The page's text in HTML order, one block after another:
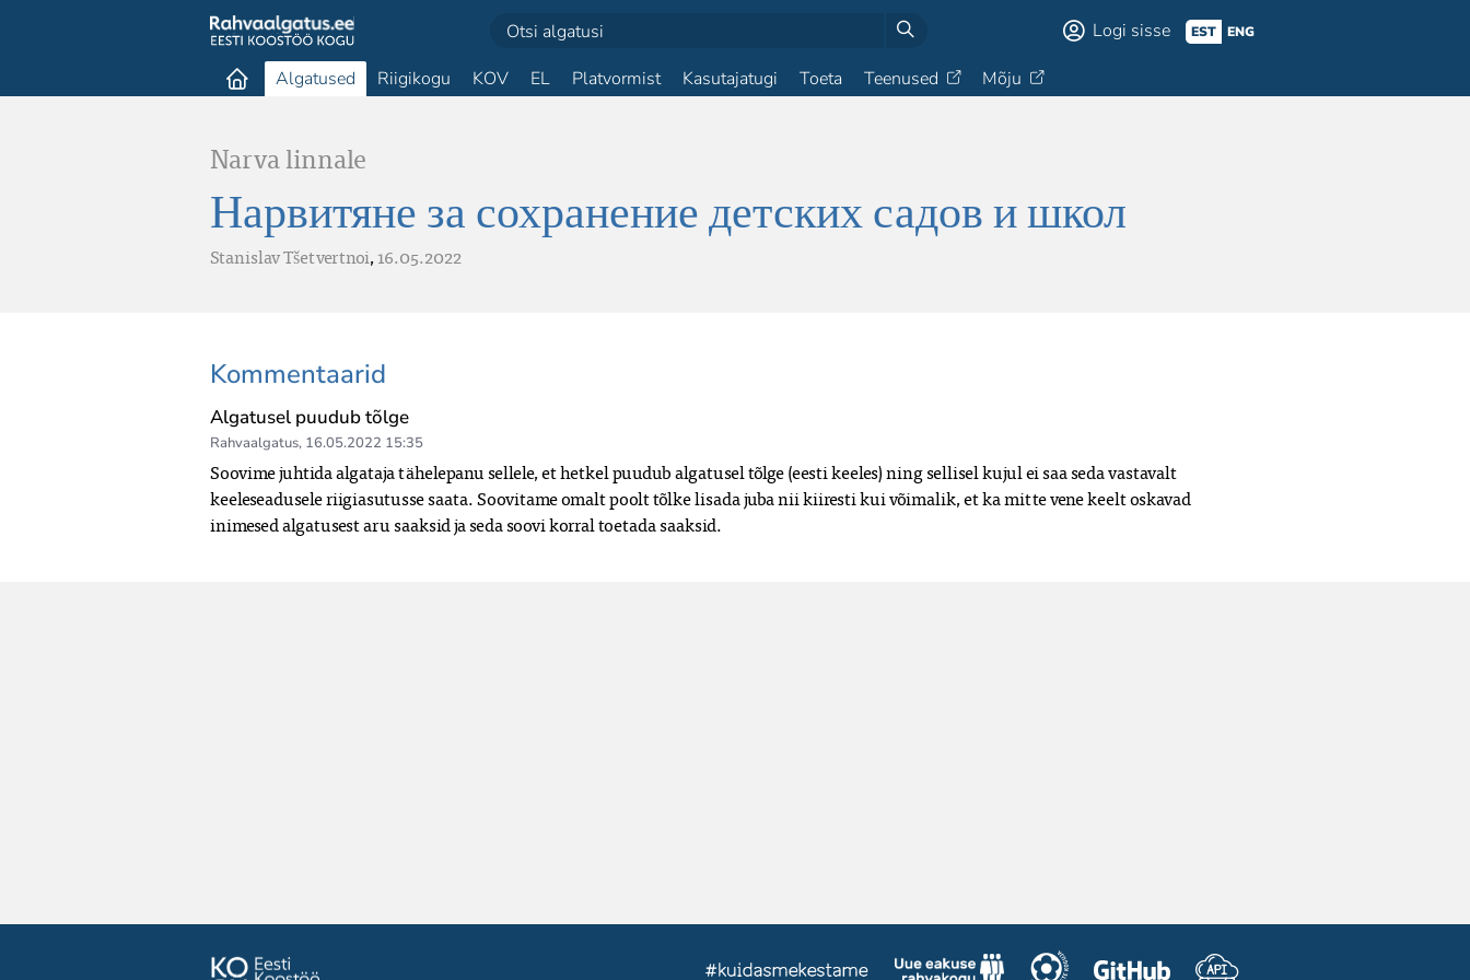
Logi sisse EST ENG
Algatused Riigikogu KOV EL Platvormist Kasutajatugi Toeta Teenused Mõju
Narva linnale
Нарвитяне за сохранение детских садов и школ
Stanislav Tšetvertnoi,16.05.2022
Kommentaarid
Algatusel puudub tõlge
Rahvaalgatus, 16.05.2022 15:35
Soovime juhtida algataja tähelepanu sellele, et hetkel puudub algatusel tõlge (eesti keeles) ning sellisel kujul ei saa seda vastavalt
keeleseadusele riigiasutusse saata. Soovitame omalt poolt tõlke lisada juba nii kiiresti kui võimalik, et ka mitte vene keelt oskavad
inimesed algatusest aru saaksid ja seda soovi korral toetada saaksid.